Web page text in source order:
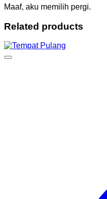
Maaf, aku memilih pergi.
Related products